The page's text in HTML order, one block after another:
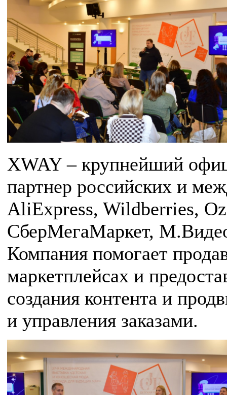
XWAY – крупнейший
партнер российских и
AliExpress, Wildberries,
СберМегаМаркет,
Компания помогает
маркетплейсах и
создания контента и
и управления заказами.